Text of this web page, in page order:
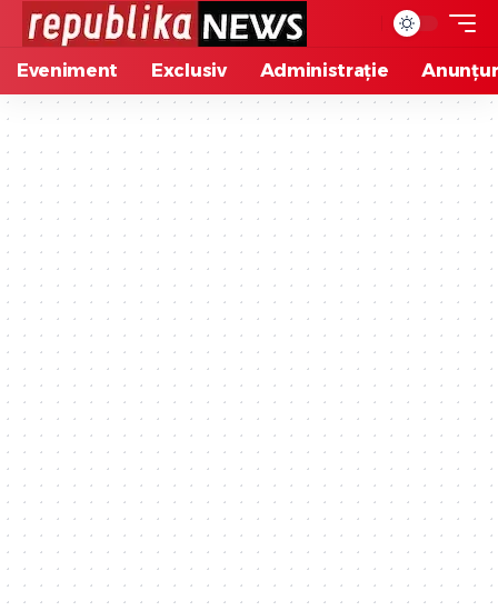
Eveniment Exclusiv Administrație